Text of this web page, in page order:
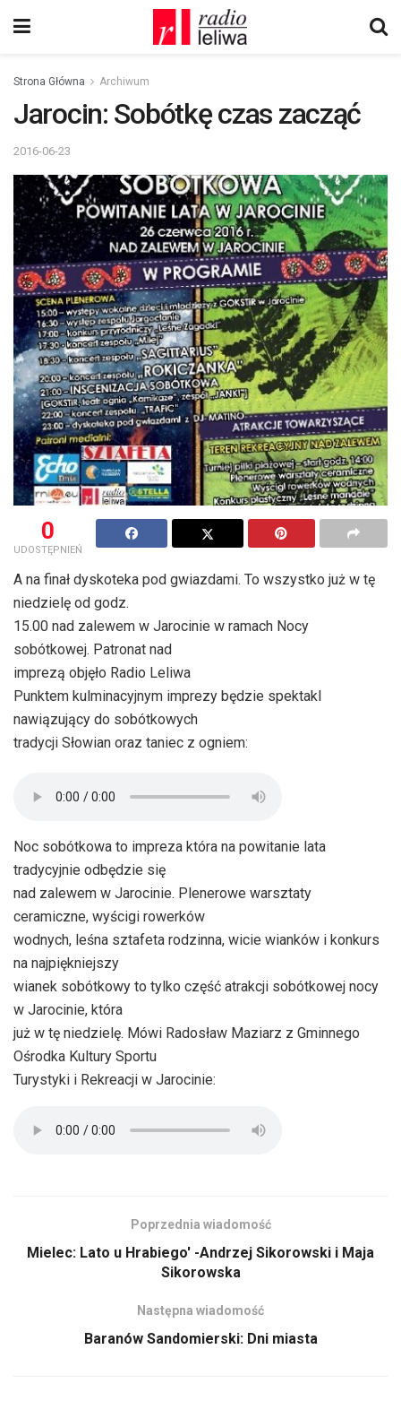
Strona Główna Archiwum
Jarocin: Sobótkę czas zacząć
2016-06-23
0
UDOSTĘPNIEŃ
A na finał dyskoteka pod gwiazdami. To wszystko już w tę
niedzielę od godz.
15.00 nad zalewem w Jarocinie w ramach Nocy
sobótkowej. Patronat nad
imprezą objęło Radio Leliwa
Punktem kulminacyjnym imprezy będzie spektakl
nawiązujący do sobótkowych
tradycji Słowian oraz taniec z ogniem:
Noc sobótkowa to impreza która na powitanie lata
tradycyjnie odbędzie się
nad zalewem w Jarocinie. Plenerowe warsztaty
ceramiczne, wyścigi rowerków
wodnych, leśna sztafeta rodzinna, wicie wianków i konkurs
na najpiękniejszy
wianek sobótkowy to tylko część atrakcji sobótkowej nocy
w Jarocinie, która
już w tę niedzielę. Mówi Radosław Maziarz z Gminnego
Ośrodka Kultury Sportu
Turystyki i Rekreacji w Jarocinie:
Poprzednia wiadomość
Mielec: Lato u Hrabiego' -Andrzej Sikorowski i Maja
Sikorowska
Następna wiadomość
Baranów Sandomierski: Dni miasta